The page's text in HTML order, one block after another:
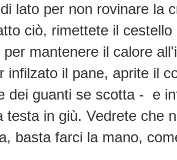
lato per non rovinare la
ciò, rimettete il
per mantenere il calore
infilzato il pane, aprite il
dei guanti se scotta - e
testa in giù. Vedrete che
basta farci la mano,